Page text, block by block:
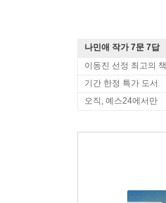
나민애 작가 7문 7답
이동진 선정 최고의 책
기간 한정 특가 도서
오직, 예스24에서만